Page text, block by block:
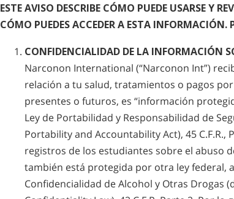
ESTE AVISO DESCRIBE CÓMO PUEDE USARSE Y
CÓMO PUEDES ACCEDER A ESTA
CONFIDENCIALIDAD DE LA INFORMACIÓN
Narconon International (“Narconon Int”)
relación a tu salud, tratamientos o pagos
presentes o futuros, es “información
Ley de Portabilidad y Responsabilidad de
Portability and Accountability Act), 45 C.F.R.,
registros de los estudiantes sobre el abuso
también está protegida por otra ley federal,
Confidencialidad de Alcohol y Otras Drogas